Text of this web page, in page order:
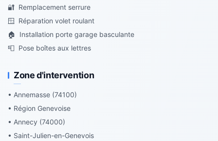
🔐 Remplacement serrure
🪟 Réparation volet roulant
🏠
Installation porte garage basculante
📮 Pose boîtes aux lettres
Zone d'intervention
• Annemasse (74100)
• Région Genevoise
• Annecy (74000)
• Saint-Julien-en-Genevois